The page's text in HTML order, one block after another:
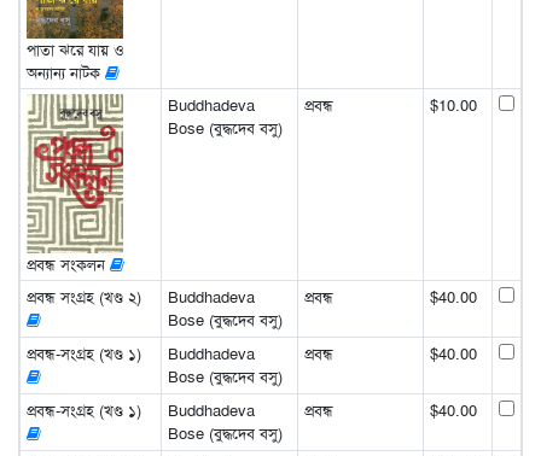
পাতা ঝরে যায় ও
অন্যান্য নাটক
প্রবন্ধ সংকলন
Buddhadeva
Bose (বুদ্ধদেব বসু)
প্রবন্ধ $10.00
প্রবন্ধ সংগ্রহ (খণ্ড ২)
Buddhadeva
Bose (বুদ্ধদেব বসু)
প্রবন্ধ $40.00
প্রবন্ধ-সংগ্রহ (খণ্ড ১)
Buddhadeva
Bose (বুদ্ধদেব বসু)
প্রবন্ধ $40.00
প্রবন্ধ-সংগ্রহ (খণ্ড ১)
Buddhadeva
Bose (বুদ্ধদেব বসু)
প্রবন্ধ $40.00